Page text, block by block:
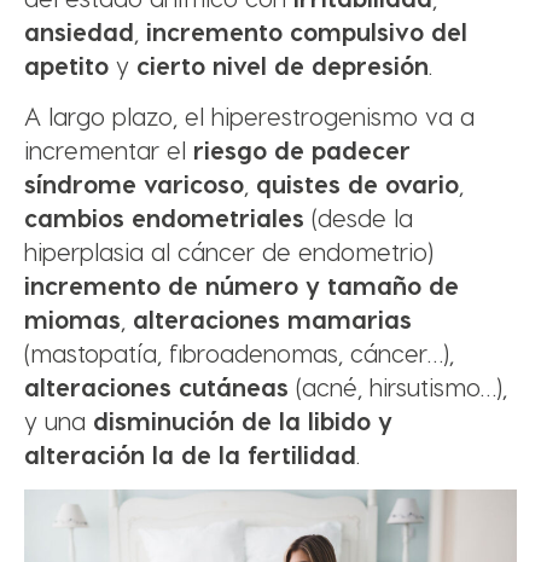
ansiedad incremento compulsivo del
apetito y cierto nivel de depresión
A largo plazo, el hiperestrogenismo va a
incrementar el riesgo de padecer
síndrome varicoso quistes de ovario
cambios endometriales (desde la
hiperplasia al cáncer de endometrio)
incremento de número y tamaño de
miomas alteraciones mamarias
(mastopatía, fibroadenomas, cáncer…),
alteraciones cutáneas (acné, hirsutismo…),
y una disminución de la libido y
alteración la de la fertilidad.